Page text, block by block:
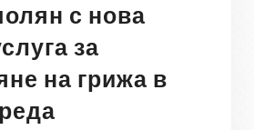
с нова
за
на грижа в